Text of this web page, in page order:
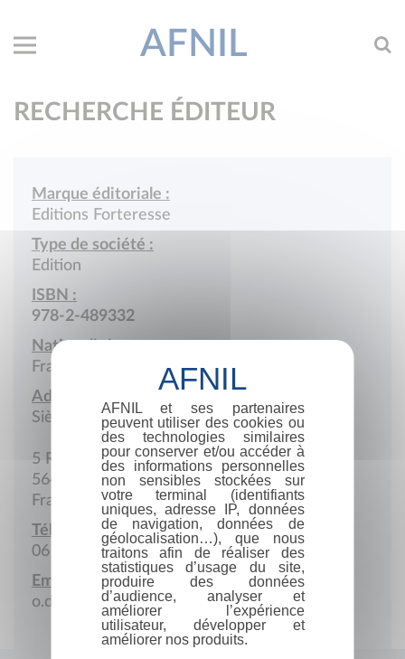
AFNIL
RECHERCHE ÉDITEUR
Marque éditoriale :
Editions Forteresse
Type de société :
Edition
ISBN :
978-2-489332
Nationalité :
France
Adresse :
Siège social
5 Rue du Souvenir
56410 Erdeven
France
Téléphone portable :
06 30 63 25 05
Email :
o.dombret@delnoch.fr
AFNIL et ses partenaires
peuvent utiliser des cookies ou
des technologies similaires
pour conserver et/ou accéder à
des informations personnelles
non sensibles stockées sur
votre terminal (identifiants
uniques, adresse IP, données
de navigation, données de
géolocalisation…), que nous
traitons afin de réaliser des
statistiques d’usage du site,
produire des données
d’audience, analyser et
améliorer l’expérience
utilisateur, développer et
améliorer nos produits.